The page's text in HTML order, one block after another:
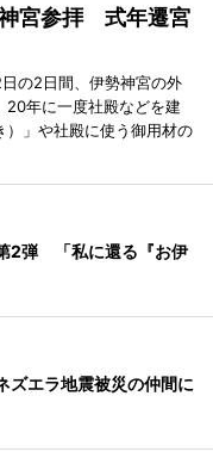
宮参拝 式年遷宮
の2日間、伊勢神宮の外
20年に一度社殿などを建
」や社殿に使う御用材の
2弾 「私に還る『お伊
ズエラ地震被災の仲間に